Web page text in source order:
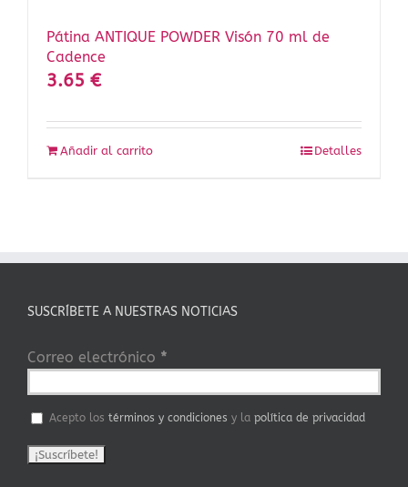
Pátina ANTIQUE POWDER Visón 70 ml de
Cadence
3.65 €
Añadir al carrito Detalles
SUSCRÍBETE A NUESTRAS NOTICIAS
Correo electrónico *
Acepto los términos y condiciones y la política de privacidad